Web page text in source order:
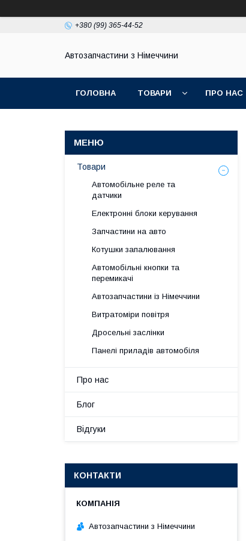
+380 (99) 365-44-52
Автозапчастини з Німеччини
ГОЛОВНА ТОВАРИ ПРО НАС
Товари
Автомобільне реле та
датчики
Електронні блоки керування
Запчастини на авто
Котушки запалювання
Автомобільні кнопки та
перемикачі
Автозапчастини із Німеччини
Витратоміри повітря
Дросельні заслінки
Панелі приладів автомобіля
Про нас
Блог
Відгуки
КОНТАКТИ
Автозапчастини з Німеччини